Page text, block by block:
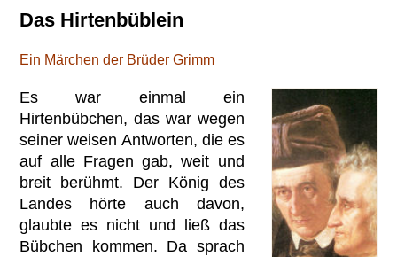
Das Hirtenbüblein
Ein Märchen der Brüder Grimm
Es war einmal ein
Hirtenbübchen, das war wegen
seiner weisen Antworten, die es
auf alle Fragen gab, weit und
breit berühmt. Der König des
Landes hörte auch davon,
glaubte es nicht und ließ das
Bübchen kommen. Da sprach